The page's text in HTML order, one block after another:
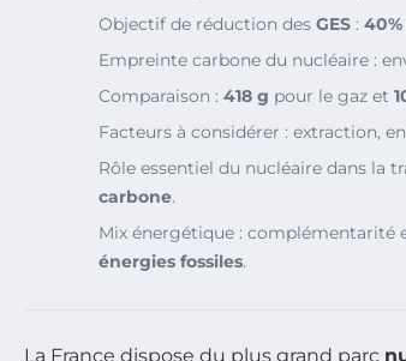
Objectif de réduction des GES : 40%
Empreinte carbone du nucléaire :
Comparaison : 418 g pour le gaz et
Facteurs à considérer : extraction,
Rôle essentiel du nucléaire dans la
carbone.
Mix énergétique : complémentarité
énergies fossiles.
La France dispose du plus grand parc